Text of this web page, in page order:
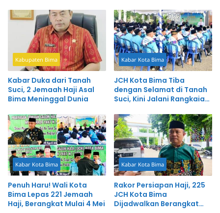
Kabupaten Bima
Kabar Duka dari Tanah
Suci, 2 Jemaah Haji Asal
Bima Meninggal Dunia
Kabar Kota Bima
JCH Kota Bima Tiba
dengan Selamat di Tanah
Suci, Kini Jalani Rangkaian
Kabar Kota Bima
Penuh Haru! Wali Kota
Bima Lepas 221 Jemaah
Haji, Berangkat Mulai 4 Mei
Kabar Kota Bima
Rakor Persiapan Haji, 225
JCH Kota Bima
Dijadwalkan Berangkat